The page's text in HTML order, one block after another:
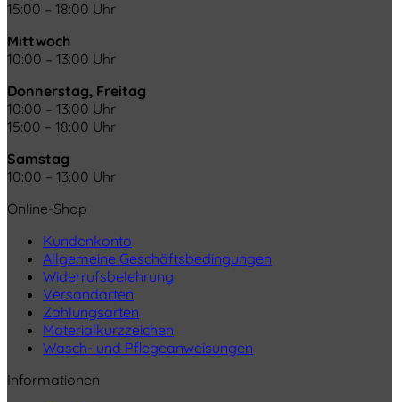
15:00 – 18:00 Uhr
Mittwoch
10:00 – 13:00 Uhr
Donnerstag, Freitag
10:00 – 13:00 Uhr
15:00 – 18:00 Uhr
Samstag
10:00 – 13:00 Uhr
Online-Shop
Kundenkonto
Allgemeine Geschäftsbedingungen
Widerrufsbelehrung
Versandarten
Zahlungsarten
Materialkurzzeichen
Wasch- und Pflegeanweisungen
Informationen